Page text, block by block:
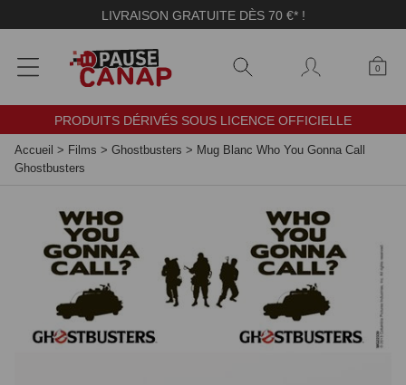
LIVRAISON GRATUITE DÈS 70 €* !
0
PRODUITS DÉRIVÉS SOUS LICENCE OFFICIELLE
Accueil > Films > Ghostbusters > Mug Blanc Who You Gonna Call
Ghostbusters
Panneau de gestion des cookies